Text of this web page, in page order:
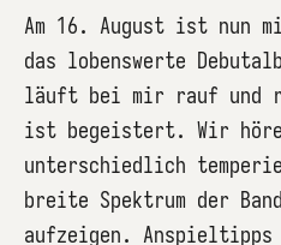
Am 16. August ist nun
das lobenswerte
läuft bei mir rauf und
ist begeistert. Wir
unterschiedlich
breite Spektrum der
aufzeigen. Anspieltipps